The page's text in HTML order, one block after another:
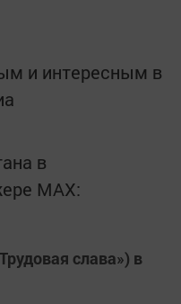
и интересным в
в
MАХ:
слава») в